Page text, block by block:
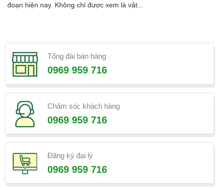
đoạn hiện nay. Không chỉ được xem là vật...
Tổng đài bán hàng
0969 959 716
Chăm sóc khách hàng
0969 959 716
Đăng ký đại lý
0969 959 716